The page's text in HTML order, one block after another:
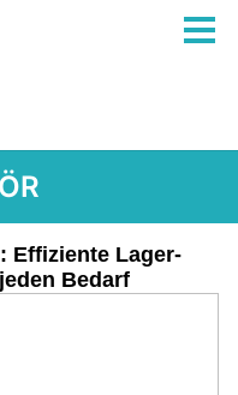
Effiziente Lager-
Bedarf